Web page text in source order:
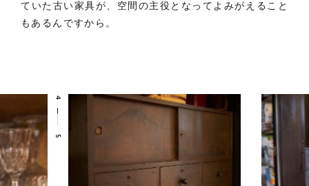
ていた古い家具が、空間の主役となってよみがえること
もあるんですから。
4
5